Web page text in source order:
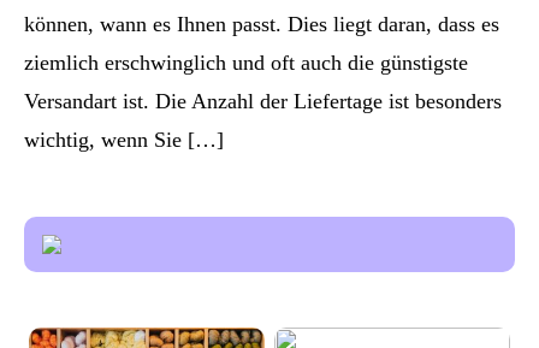
können, wann es Ihnen passt. Dies liegt daran, dass es
ziemlich erschwinglich und oft auch die günstigste
Versandart ist. Die Anzahl der Liefertage ist besonders
wichtig, wenn Sie […]